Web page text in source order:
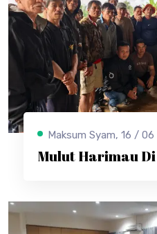
Maksum Syam, 16 /
Mulut Harimau